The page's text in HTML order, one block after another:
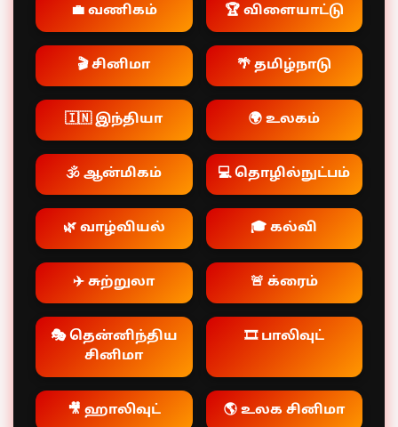
💼 வணிகம் 🏆 விளையாட்டு
🎬 சினிமா 🌴 தமிழ்நாடு
🇮🇳 இந்தியா 🌍 உலகம்
🕉️ ஆன்மிகம் 💻 தொழில்நுட்பம்
🌿 வாழ்வியல் 🎓 கல்வி
✈️ சுற்றுலா 🚨 க்ரைம்
🎭 தென்னிந்திய
சினிமா
🎞️ பாலிவுட்
🎥 ஹாலிவுட் 🌎 உலக சினிமா